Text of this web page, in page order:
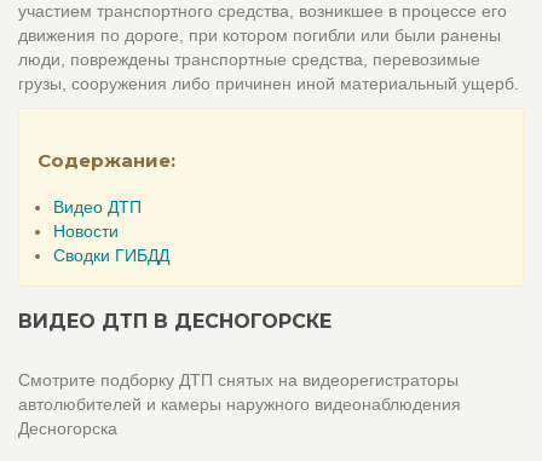
участием транспортного средства, возникшее в процессе его
движения по дороге, при котором погибли или были ранены
люди, повреждены транспортные средства, перевозимые
грузы, сооружения либо причинен иной материальный ущерб.
Содержание:
Видео ДТП
Новости
Сводки ГИБДД
ВИДЕО ДТП В ДЕСНОГОРСКЕ
Смотрите подборку ДТП снятых на видеорегистраторы
автолюбителей и камеры наружного видеонаблюдения
Десногорска